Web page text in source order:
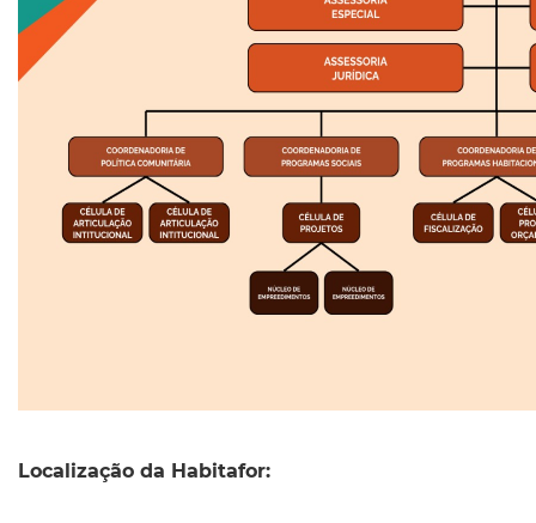
Localização da Habitafor: